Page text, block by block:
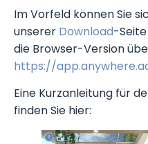
Im Vorfeld können Sie
unserer Download-
die Browser-Version
https://
Eine Kurzanleitung für
finden Sie hier: